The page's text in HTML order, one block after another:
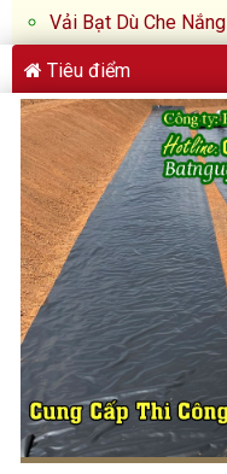
Vải Bạt Dù Che
Tiêu điểm